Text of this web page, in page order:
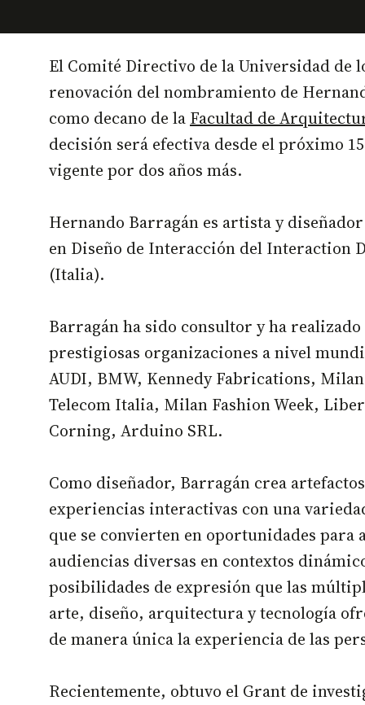
El Comité Directivo de la Universidad de
renovación del nombramiento de
como decano de la Facultad de
decisión será efectiva desde el próximo
vigente por dos años más.
Hernando Barragán es artista y
en Diseño de Interacción del Interaction
(Italia).
Barragán ha sido consultor y ha
prestigiosas organizaciones a nivel
AUDI, BMW, Kennedy Fabrications,
Telecom Italia, Milan Fashion Week,
Corning, Arduino SRL.
Como diseñador, Barragán crea
experiencias interactivas con una
que se convierten en oportunidades
audiencias diversas en contextos
posibilidades de expresión que las
arte, diseño, arquitectura y tecnología
de manera única la experiencia de las
Recientemente, obtuvo el Grant de